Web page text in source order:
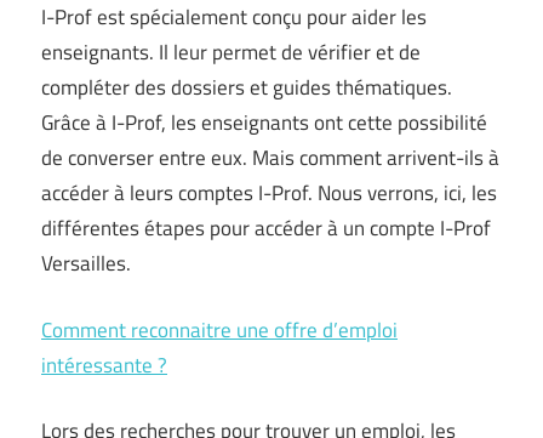
I-Prof est spécialement conçu pour aider les
enseignants. Il leur permet de vérifier et de
compléter des dossiers et guides thématiques.
Grâce à I-Prof, les enseignants ont cette possibilité
de converser entre eux. Mais comment arrivent-ils à
accéder à leurs comptes I-Prof. Nous verrons, ici, les
différentes étapes pour accéder à un compte I-Prof
Versailles.
Comment reconnaitre une offre d’emploi
intéressante ?
Lors des recherches pour trouver un emploi, les